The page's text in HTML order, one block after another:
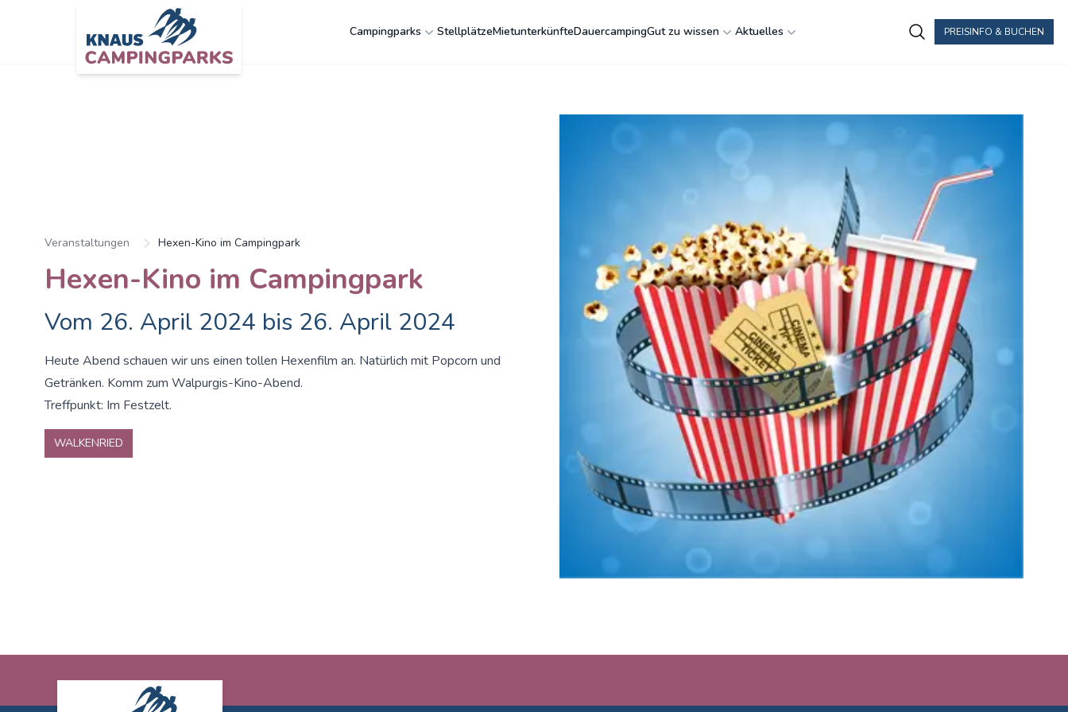
Zum Hauptinhalt springen
PREISINFO & BUCHEN
Campingparks StellplätzeMietunterkünfteDauercampingGut zu wissen Aktuelles
Veranstaltungen Hexen-Kino im Campingpark
Hexen-Kino im Campingpark
Vom 26. April 2024 bis 26. April 2024
Heute Abend schauen wir uns einen tollen Hexenfilm an. Natürlich mit Popcorn und
Getränken. Komm zum Walpurgis-Kino-Abend.
Treffpunkt: Im Festzelt.
WALKENRIED